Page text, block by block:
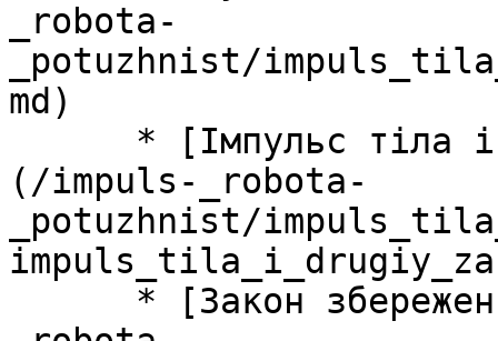
_robota-
_potuzhnist/
md)
(/impuls-_robota-
_potuzhnist/